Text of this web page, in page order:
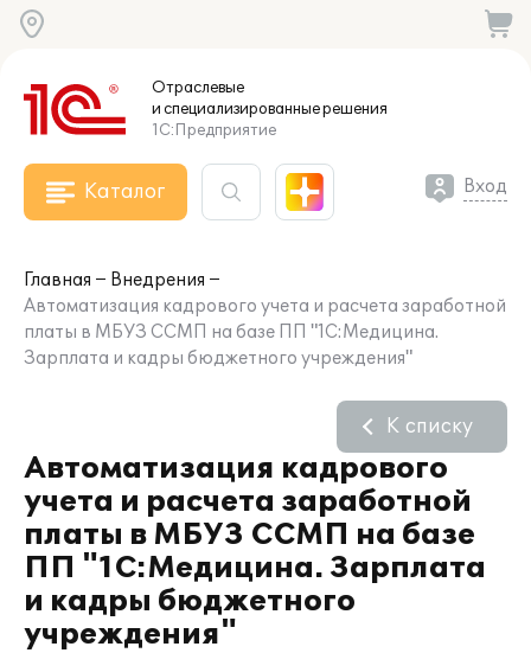
Отраслевые
и специализированныерешения
1С:Предприятие
Каталог Вход
Главная
Внедрения
Автоматизация кадрового учета и расчета заработной
платы в МБУЗ ССМП на базе ПП "1С:Медицина.
Зарплата и кадры бюджетного учреждения"
Автоматизация кадрового
учета и расчета заработной
платы в МБУЗ ССМП на базе
ПП "1С:Медицина. Зарплата
и кадры бюджетного
учреждения"
К списку